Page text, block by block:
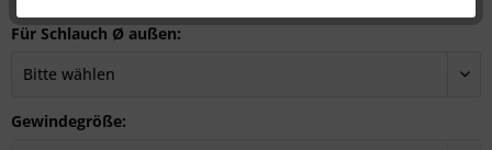
Für Schlauch Ø außen:
Gewindegröße: